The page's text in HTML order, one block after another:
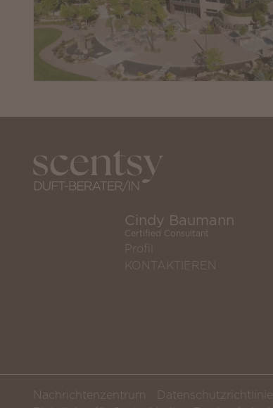
Cindy Baumann
Certified Consultant
Profil
KONTAKTIEREN
Nachrichtenzentrum Datenschutzrichtlinie